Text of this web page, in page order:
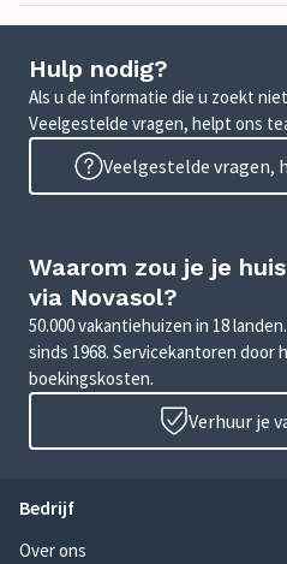
Hulp nodig?
Als u de informatie die u zoekt
Veelgestelde vragen, helpt ons
Veelgestelde vragen,
Waarom zou je je
via Novasol?
50.000 vakantiehuizen in 18
sinds 1968. Servicekantoren door
boekingskosten.
Verhuur je
Bedrijf
Over ons